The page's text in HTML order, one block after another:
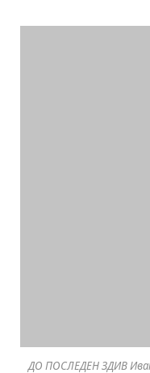
ДО ПОСЛЕДЕН ЗДИВ